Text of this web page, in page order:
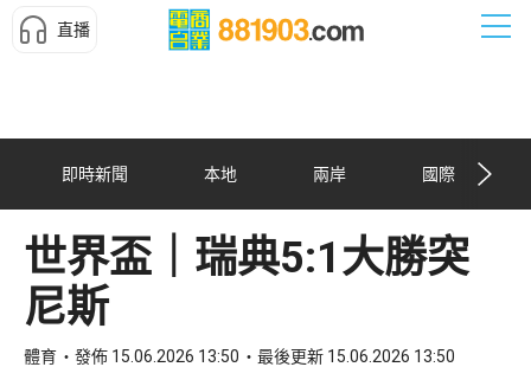
直播
即時新聞 本地 兩岸 國際
世界盃｜瑞典5:1大勝突
尼斯
體育 發佈 15.06.2026 13:50 最後更新 15.06.2026 13:50